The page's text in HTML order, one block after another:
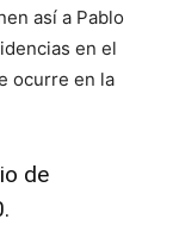
así a Pablo
en el
ocurre en la
de